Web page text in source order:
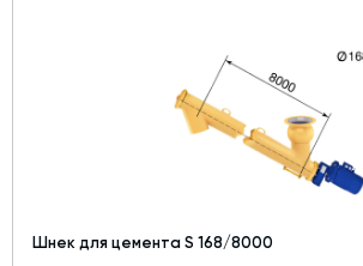
Шнек для цемента S 168/8000